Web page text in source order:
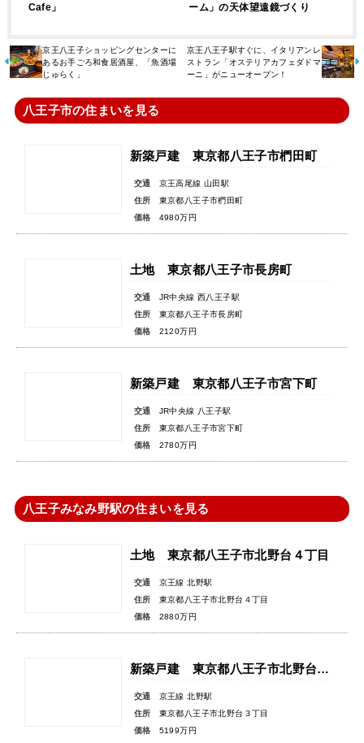
Cafe」
ーム」の天体望遠鏡づくり
京王八王子ショッピングセンターに
あるお手ごろ和食居酒屋、「魚酒場
じゅらく」
京王八王子駅すぐに、イタリアンレ
ストラン「オステリアカフェダドマ
ーニ」がニューオープン！
八王子市の住まいを見る
新築戸建 東京都八王子市椚田町
交通
京王高尾線 山田駅
住所
東京都八王子市椚田町
価格
4980万円
土地 東京都八王子市長房町
交通
JR中央線 西八王子駅
住所
東京都八王子市長房町
価格
2120万円
新築戸建 東京都八王子市宮下町
交通
JR中央線 八王子駅
住所
東京都八王子市宮下町
価格
2780万円
八王子みなみ野駅の住まいを見る
土地 東京都八王子市北野台４丁目
交通
京王線 北野駅
住所
東京都八王子市北野台４丁目
価格
2880万円
新築戸建 東京都八王子市北野台３丁目
交通
京王線 北野駅
住所
東京都八王子市北野台３丁目
価格
5199万円